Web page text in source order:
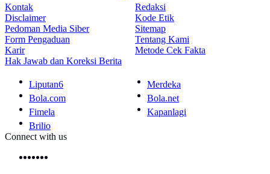
Kontak
Redaksi
Disclaimer
Kode Etik
Pedoman Media Siber
Sitemap
Form Pengaduan
Tentang Kami
Karir
Metode Cek Fakta
Hak Jawab dan Koreksi Berita
Liputan6
Merdeka
Bola.com
Bola.net
Fimela
Kapanlagi
Brilio
Connect with us